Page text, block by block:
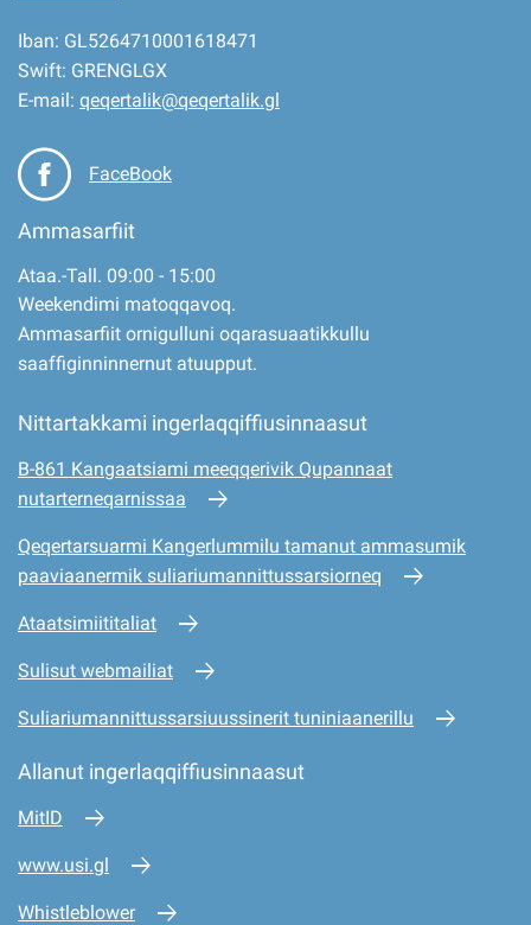
Iban: GL5264710001618471
Swift: GRENGLGX
E-mail: qeqertalik@qeqertalik.gl
FaceBook
Ammasarfiit
Ataa.-Tall. 09:00 - 15:00
Weekendimi matoqqavoq.
Ammasarfiit ornigulluni oqarasuaatikkullu
saaffiginninnernut atuupput.
Nittartakkami ingerlaqqiffiusinnaasut
B-861 Kangaatsiami meeqqerivik Qupannaat
nutarterneqarnissaa
Qeqertarsuarmi Kangerlummilu tamanut ammasumik
paaviaanermik suliariumannittussarsiorneq
Ataatsimiititaliat
Sulisut webmailiat
Suliariumannittussarsiuussinerit tuniniaanerillu
Allanut ingerlaqqiffiusinnaasut
MitID
www.usi.gl
Whistleblower